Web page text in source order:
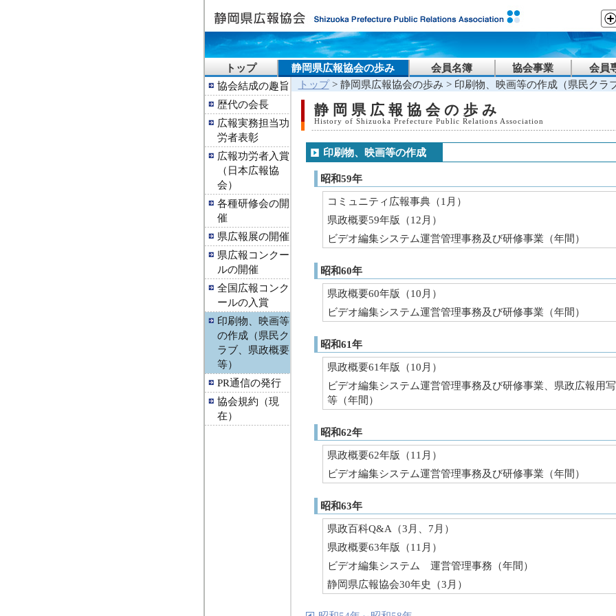
トップ 静岡県広報協会の歩み 会員名簿 協会事業
会員
協会結成の趣旨
歴代の会長
広報実務担当功
労者表彰
広報功労者入賞
（日本広報協
会）
各種研修会の開
催
県広報展の開催
県広報コンクー
ルの開催
全国広報コンク
ールの入賞
印刷物、映画等
の作成（県民ク
ラブ、県政概要
等）
PR通信の発行
協会規約（現
在）
トップ> 静岡県広報協会の歩み > 印刷物、映画等の作成（県民クラ
静岡県広報協会の歩み
History of Shizuoka Prefecture Public Relations Association
印刷物、映画等の作成
昭和59年
コミュニティ広報事典（1月）
県政概要59年版（12月）
ビデオ編集システム運営管理事務及び研修事業（年間）
昭和60年
県政概要60年版（10月）
ビデオ編集システム運営管理事務及び研修事業（年間）
昭和61年
県政概要61年版（10月）
ビデオ編集システム運営管理事務及び研修事業、県政広報用
等（年間）
昭和62年
県政概要62年版（11月）
ビデオ編集システム運営管理事務及び研修事業（年間）
昭和63年
県政百科Q&A（3月、7月）
県政概要63年版（11月）
ビデオ編集システム 運営管理事務（年間）
静岡県広報協会30年史（3月）